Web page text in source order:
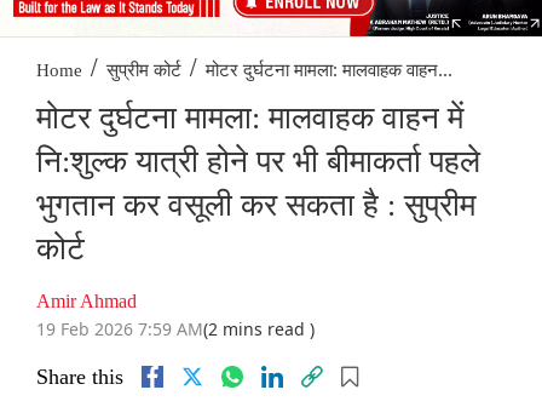
Home / सुप्रीम कोर्ट / मोटर दुर्घटना मामला: मालवाहक वाहन...
मोटर दुर्घटना मामला: मालवाहक वाहन में
नि:शुल्क यात्री होने पर भी बीमाकर्ता पहले
भुगतान कर वसूली कर सकता है : सुप्रीम
कोर्ट
Amir Ahmad
19 Feb 2026 7:59 AM(2 mins read )
Share this